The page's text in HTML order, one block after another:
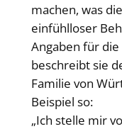
machen, was
einfühlloser
Angaben für
beschreibt sie
Familie von
Beispiel so:
„Ich stelle mir